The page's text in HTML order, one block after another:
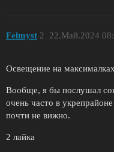
Felmyst 22.Май.2024
2
Освещение на
Вообще, я бы послушал
очень часто в
почти не вижно.
2 лайка